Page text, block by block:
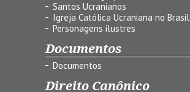
Santos Ucranianos
Igreja Católica Ucraniana no Brasil
Personagens ilustres
Documentos
Documentos
Direito Canônico